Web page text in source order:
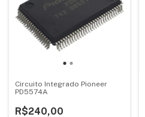
Circuito Integrado Pioneer
PD5574A
R$240,00